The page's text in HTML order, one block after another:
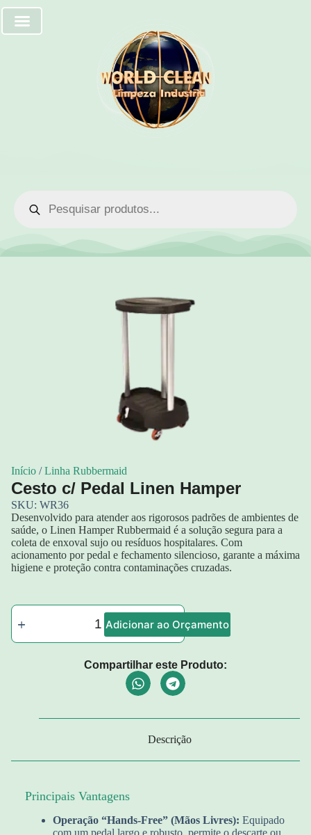
Início /Linha Rubbermaid
Cesto c/ Pedal Linen Hamper
SKU: WR36
Desenvolvido para atender aos rigorosos padrões de ambientes de
saúde, o Linen Hamper Rubbermaid é a solução segura para a
coleta de enxoval sujo ou resíduos hospitalares. Com
acionamento por pedal e fechamento silencioso, garante a máxima
higiene e proteção contra contaminações cruzadas.
Adicionar ao Orçamento
Compartilhar este Produto:
Descrição
Principais Vantagens
Operação “Hands-Free” (Mãos Livres): Equipado